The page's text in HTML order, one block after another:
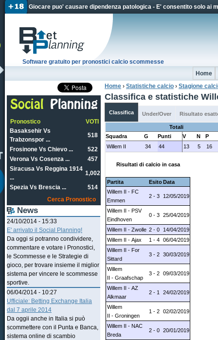
Giocare puo' causare dipendenza patologica - E' consentito solo ai
Software gratuito per pronostici calcio scommesse
Home
Tu sei qui
Home › Statistiche calcio › Stagione
Classifica e statistiche
Classifica Under/Over Risultato
Totali
Squadra
G Punti V N
P
Willem II
34 44 13 5 16
Risultati di calcio in casa
Partita EsitoData
Willem II - FC
Emmen
2 - 3 12/05/2019
Willem II - PSV
Eindhoven
0 - 3 25/04/2019
Willem II - Zwolle 2 - 0
14/04/2019
Willem II - Ajax
1 - 4 06/04/2019
Willem II - For
Sittard
3 - 2 30/03/2019
Willem
II - Graafschap
3 - 2 09/03/2019
Willem II - AZ
Alkmaar
2 - 1 24/02/2019
Willem
II - Groningen
1 - 2 02/02/2019
Willem II - NAC
Breda
2 - 0 20/01/2019
Pronostico
VOTI
Basaksehir Vs
Trabzonspor ...
518
Frosinone Vs Chievo ...
522
Verona Vs Cosenza ...
457
Siracusa Vs Reggina 1914
...
1,002
Spezia Vs Brescia ...
514
Cerca Pronostico
News
24/10/2014 - 15:33
E' arrivato il Social Planning!
Da oggi si potranno condividere,
commentare e votare i Pronostici,
le Scommesse e le Strategie di
gioco, per trovare insieme il miglior
sistema per vincere le scommesse
sportive.
06/04/2014 - 10:27
Ufficiale: Betting Exchange Italia
dal 7 aprile 2014
Da oggii anche in Italia si può
scommettere con il Punta e Banca,
sistema online di scambio